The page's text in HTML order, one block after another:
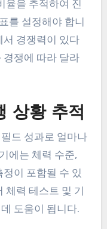
율을 추적하여 진
를 설정해야 합니
서 경쟁력이 있다
경쟁에 따라 달라
상황 추적
드 성과로 얼마나
에는 체력 수준,
이 포함될 수 있
체력 테스트 및 기
도움이 됩니다.